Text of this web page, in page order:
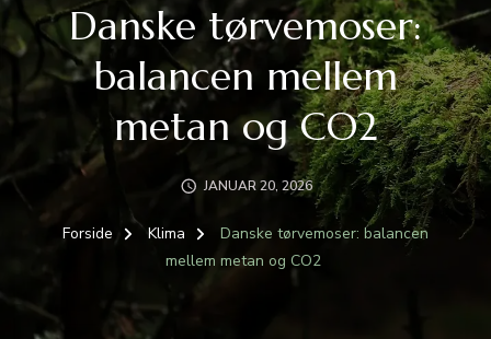
Danske tørvemoser:
balancen mellem
metan og CO2
JANUAR 20, 2026
Forside Klima
Danske tørvemoser: balancen
mellem metan og CO2